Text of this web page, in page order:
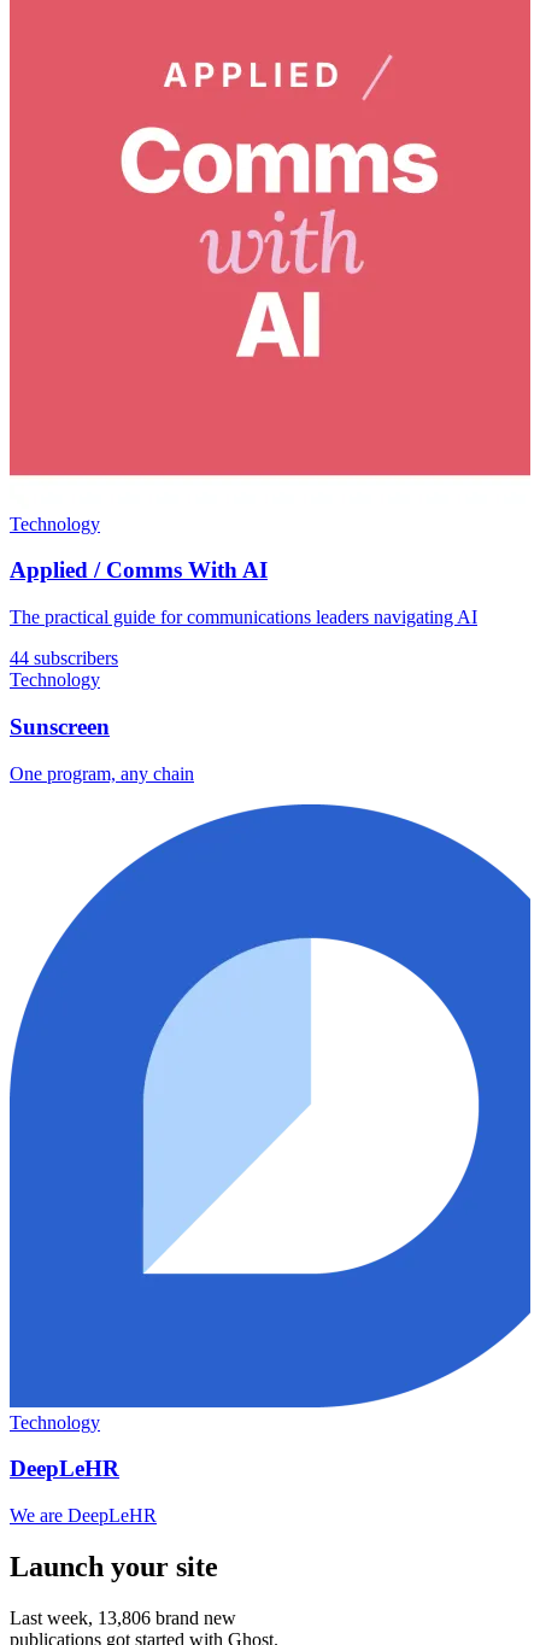
Technology
Applied / Comms With AI
The practical guide for communications leaders navigating AI
44 subscribers
Technology
Sunscreen
One program, any chain
Technology
DeepLeHR
We are DeepLeHR
Launch your site
Last week, 13,806 brand new
publications got started with Ghost.